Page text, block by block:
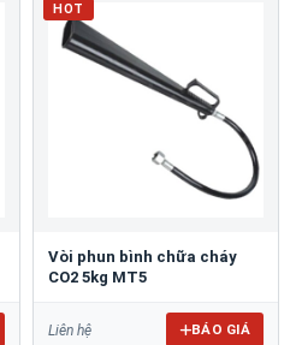
HOT
Vòi phun bình chữa cháy
CO2 5kg MT5
Liên hệ BÁO GIÁ